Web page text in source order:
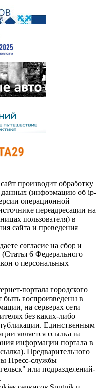
производит обработку
данных (информацию об ip-
операционной
переадресации на
пользователя) в
сайта и проведения
согласие на сбор и
6 Федерального
о персональных
портала городского
быть воспроизведены в
на серверах сети
без каких-либо
Единственным
является ссылка на
информации портала в
Предварительного
Пресс-службы
или подразделений-